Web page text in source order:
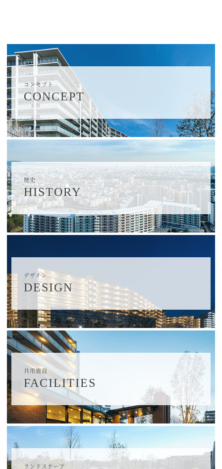
コンセプト
CONCEPT
歴史
HISTORY
デザイン
DESIGN
共用施設
FACILITIES
ランドスケープ